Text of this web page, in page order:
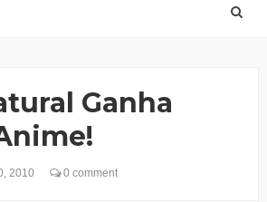
Ganha
2010 0 comment